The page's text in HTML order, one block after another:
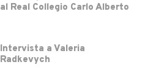
al Real Collegio Carlo Alberto
Intervista a Valeria
Radkevych